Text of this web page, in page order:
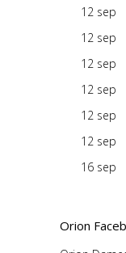
12 sep
12 sep
12 sep
12 sep
12 sep
12 sep
16 sep
Orion